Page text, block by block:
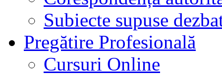
Subiecte supuse
Pregătire Profesională
Cursuri Online